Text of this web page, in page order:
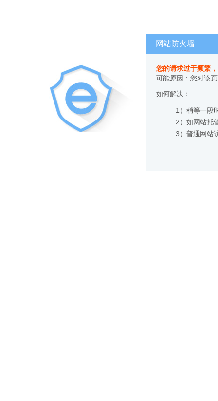
网站防火墙
您的请求过于频繁
可能原因：您对该
如何解决：
1）稍等一段
2）如网站托
3）普通网站